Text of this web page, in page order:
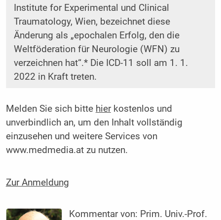
Institute for Experimental und Clinical
Traumatology, Wien, bezeichnet diese
Änderung als „epochalen Erfolg, den die
Weltföderation für Neurologie (WFN) zu
verzeichnen hat“.* Die ICD-11 soll am 1. 1.
2022 in Kraft treten.
Melden Sie sich bitte hierkostenlos und
unverbindlich an, um den Inhalt vollständig
einzusehen und weitere Services von
www.medmedia.at zu nutzen.
Zur Anmeldung
Kommentar von: Prim. Univ.-Prof.